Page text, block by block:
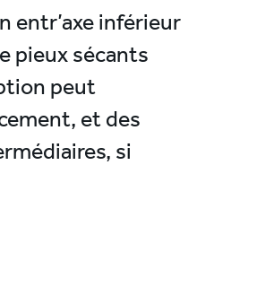
entr’axe inférieur
pieux sécants
peut
et des
si